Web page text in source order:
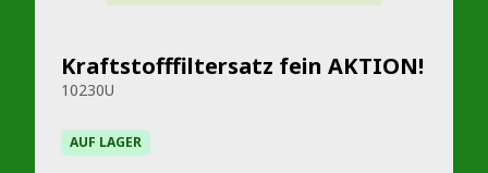
Kraftstofffiltersatz fein AKTION!
10230U
AUF LAGER